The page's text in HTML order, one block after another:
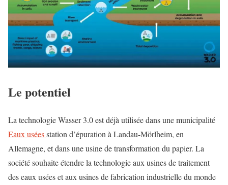
Le potentiel
La technologie Wasser 3.0 est déjà utilisée dans une municipalité
Eaux uséesstation d’épuration à Landau-Mörlheim, en
Allemagne, et dans une usine de transformation du papier. La
société souhaite étendre la technologie aux usines de traitement
des eaux usées et aux usines de fabrication industrielle du monde